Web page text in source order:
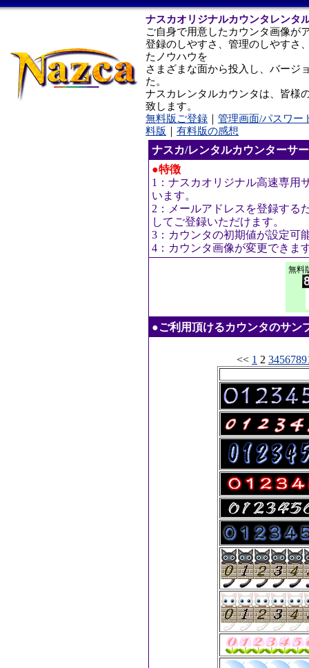
ナスカオリジナルカウンタレンタ
ご自身で用意したカウンタ画像が
登録のしやすさ、管理のしやすさ
たノウハウを
さまざまな面から投入し、バージ
た。
ナスカレンタルカウンタは、皆様
致します。
無料版ご登録 ｜ 管理画面/パスワー
料版 ｜ 有料版の感想
ナスカ/レンタルカウンターサ
●特徴
1：ナスカオリジナル高速専用
います。
2：メールアドレスを登録する
してご登録いただけます。
3：カウンタの初期値が設定可
4：カウンタ画像が変更できま
無料
●ご利用頂けるカウンタのサン
<< 1 2 3456789